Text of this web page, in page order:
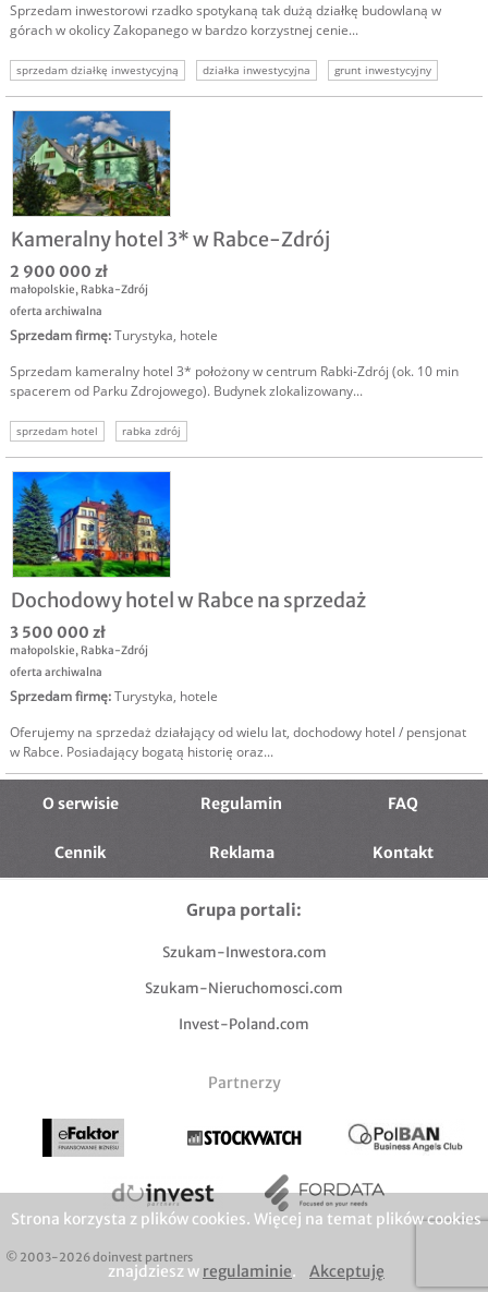
Sprzedam inwestorowi rzadko spotykaną tak dużą działkę budowlaną w
górach w okolicy Zakopanego w bardzo korzystnej cenie...
sprzedam działkę inwestycyjną działka inwestycyjna
grunt inwestycyjny
nieruchomość inwestycyjna
Kameralny hotel 3* w Rabce-Zdrój
2 900 000 zł
małopolskie, Rabka-Zdrój
oferta archiwalna
Sprzedam firmę:Turystyka, hotele
Sprzedam kameralny hotel 3* położony w centrum Rabki-Zdrój (ok. 10 min
spacerem od Parku Zdrojowego). Budynek zlokalizowany...
sprzedam hotel rabka zdrój
Dochodowy hotel w Rabce na sprzedaż
3 500 000 zł
małopolskie, Rabka-Zdrój
oferta archiwalna
Sprzedam firmę:Turystyka, hotele
Oferujemy na sprzedaż działający od wielu lat, dochodowy hotel / pensjonat
w Rabce. Posiadający bogatą historię oraz...
O serwisie Regulamin FAQ
Cennik Reklama Kontakt
Grupa portali:
Szukam-Inwestora.com
Szukam-Nieruchomosci.com
Invest-Poland.com
Partnerzy
© 2003-2026 doinvest partners
Strona korzysta z plików cookies. Więcej na temat plików cookies
znajdziesz w regulaminie. Akceptuję